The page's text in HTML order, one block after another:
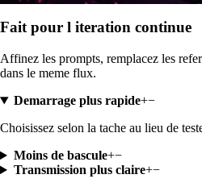
Fait pour l iteration continue
Affinez les prompts, remplacez les
dans le meme flux.
Demarrage plus rapide+−
Choisissez selon la tache au lieu de
Moins de bascule+−
Transmission plus claire+−